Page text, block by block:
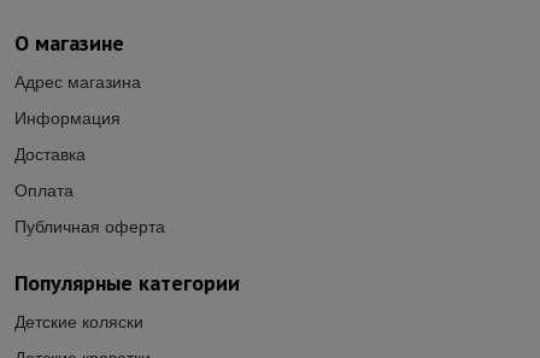
Популярные категории
Детские коляски
О магазине
Адрес магазина
Информация
Доставка
Оплата
Публичная оферта